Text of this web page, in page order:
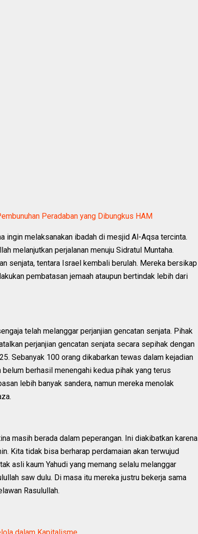
Peradaban yang Dibungkus HAM
ingin melaksanakan ibadah di mesjid Al-Aqsa tercinta.
melanjutkan perjalanan menuju Sidratul Muntaha.
senjata, tentara Israel kembali berulah. Mereka bersikap
pembatasan jemaah ataupun bertindak lebih dari
telah melanggar perjanjian gencatan senjata. Pihak
perjanjian gencatan senjata secara sepihak dengan
Sebanyak 100 orang dikabarkan tewas dalam kejadian
berhasil menengahi kedua pihak yang terus
lebih banyak sandera, namun mereka menolak
masih berada dalam peperangan. Ini diakibatkan karena
Kita tidak bisa berharap perdamaian akan terwujud
asli kaum Yahudi yang memang selalu melanggar
saw dulu. Di masa itu mereka justru bekerja sama
Rasulullah.